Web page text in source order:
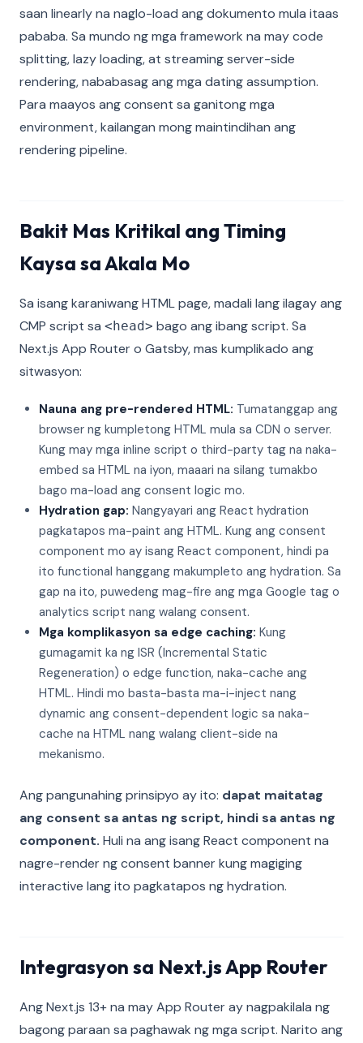
saan linearly na naglo-load ang dokumento mula itaas
pababa. Sa mundo ng mga framework na may code
splitting, lazy loading, at streaming server-side
rendering, nababasag ang mga dating assumption.
Para maayos ang consent sa ganitong mga
environment, kailangan mong maintindihan ang
rendering pipeline.
Bakit Mas Kritikal ang Timing
Kaysa sa Akala Mo
Sa isang karaniwang HTML page, madali lang ilagay ang
CMP script sa <head> bago ang ibang script. Sa
Next.js App Router o Gatsby, mas kumplikado ang
sitwasyon:
Nauna ang pre-rendered HTML: Tumatanggap ang
browser ng kumpletong HTML mula sa CDN o server.
Kung may mga inline script o third-party tag na naka-
embed sa HTML na iyon, maaari na silang tumakbo
bago ma-load ang consent logic mo.
Hydration gap: Nangyayari ang React hydration
pagkatapos ma-paint ang HTML. Kung ang consent
component mo ay isang React component, hindi pa
ito functional hanggang makumpleto ang hydration. Sa
gap na ito, puwedeng mag-fire ang mga Google tag o
analytics script nang walang consent.
Mga komplikasyon sa edge caching: Kung
gumagamit ka ng ISR (Incremental Static
Regeneration) o edge function, naka-cache ang
HTML. Hindi mo basta-basta ma-i-inject nang
dynamic ang consent-dependent logic sa naka-
cache na HTML nang walang client-side na
mekanismo.
Ang pangunahing prinsipyo ay ito: dapat maitatag
ang consent sa antas ng script, hindi sa antas ng
component. Huli na ang isang React component na
nagre-render ng consent banner kung magiging
interactive lang ito pagkatapos ng hydration.
Integrasyon sa Next.js App Router
Ang Next.js 13+ na may App Router ay nagpakilala ng
bagong paraan sa paghawak ng mga script. Narito ang